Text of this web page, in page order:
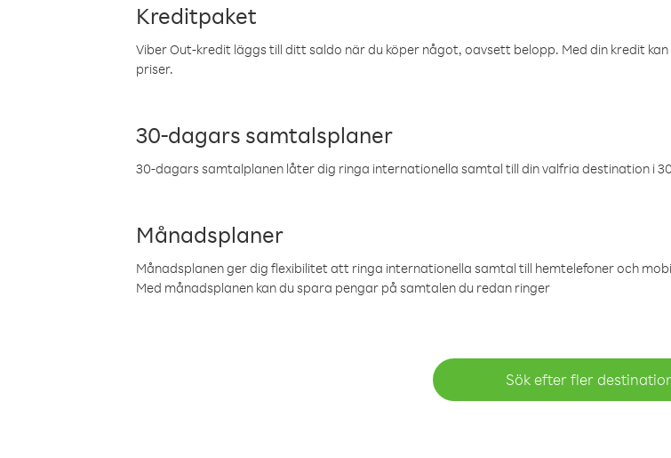
Kreditpaket
Viber Out-kredit läggs till ditt saldo när du köper något, oavsett belopp. Med din kredit
priser.
30-dagars samtalsplaner
30-dagars samtalplanen låter dig ringa internationella samtal till din valfria destination i
Månadsplaner
Månadsplanen ger dig flexibilitet att ringa internationella samtal till hemtelefoner och
Med månadsplanen kan du spara pengar på samtalen du redan ringer
Sök efter fler